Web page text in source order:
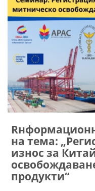
на тема:
износ за
продукти“